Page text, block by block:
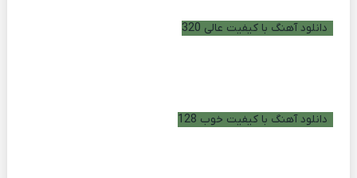
دانلود آهنگ با کیفیت عالی 320
دانلود آهنگ با کیفیت خوب 128